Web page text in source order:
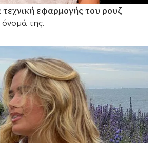
τεχνική εφαρμογής του ρουζ
της.